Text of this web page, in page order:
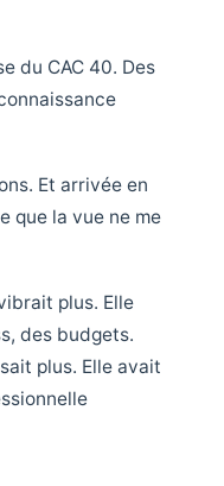
du CAC 40. Des
Et arrivée en
que la vue ne me
plus. Elle
des budgets.
plus. Elle avait